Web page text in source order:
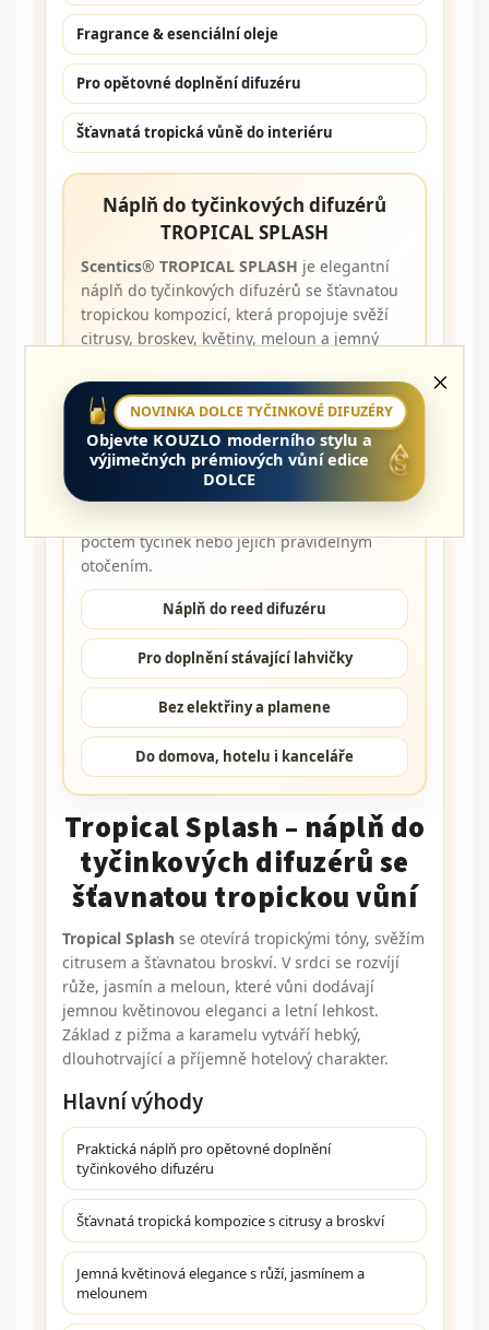
NOVINKA DOLCE TYČINKOVÉ DIFUZÉRY
Objevte KOUZLO moderního stylu a
výjimečných prémiových vůní edice
DOLCE
Fragrance & esenciální oleje
Pro opětovné doplnění difuzéru
Šťavnatá tropická vůně do interiéru
Náplň do tyčinkových difuzérů
TROPICAL SPLASH
Scentics® TROPICAL SPLASH je elegantní
náplň do tyčinkových difuzérů se šťavnatou
tropickou kompozicí, která propojuje svěží
citrusy, broskev, květiny, meloun a jemný
Vůně se do prostoru uvolňuje přirozeně
pomocí třtinových tyčinek. Bez elektřiny, bez
tepla, bez plamene a bez každodenní
obsluhy. Stačí nalít náplň do čisté lahvičky,
počtem tyčinek nebo jejich pravidelným
otočením.
Náplň do reed difuzéru
Pro doplnění stávající lahvičky
Bez elektřiny a plamene
Do domova, hotelu i kanceláře
Tropical Splash – náplň do
tyčinkových difuzérů se
šťavnatou tropickou vůní
Tropical Splash se otevírá tropickými tóny, svěžím
citrusem a šťavnatou broskví. V srdci se rozvíjí
růže, jasmín a meloun, které vůni dodávají
jemnou květinovou eleganci a letní lehkost.
Základ z pižma a karamelu vytváří hebký,
dlouhotrvající a příjemně hotelový charakter.
Hlavní výhody
Praktická náplň pro opětovné doplnění
tyčinkového difuzéru
Šťavnatá tropická kompozice s citrusy a broskví
Jemná květinová elegance s růží, jasmínem a
melounem